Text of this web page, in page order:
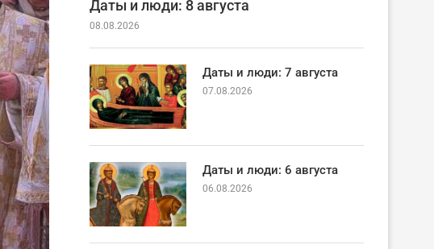
Даты и люди: 8 августа
08.08.2026
Даты и люди: 7 августа
07.08.2026
Даты и люди: 6 августа
06.08.2026